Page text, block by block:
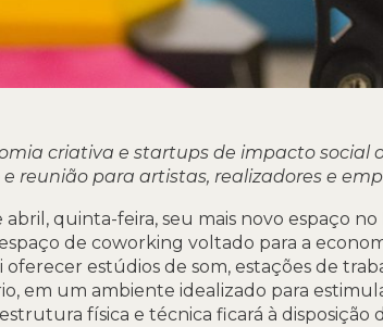
criativa e startups de impacto social
reunião para artistas, realizadores e
quinta-feira, seu mais novo espaço no
de coworking voltado para a
estúdios de som, estações de
em um ambiente idealizado para
física e técnica ficará à disposição